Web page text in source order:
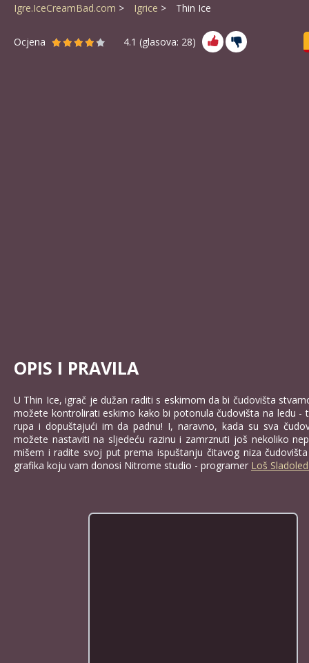
Igre.IceCreamBad.com Igrice Thin Ice
Ocjena 4.1 (glasova: 28)
OPIS I PRAVILA
U Thin Ice, igrač je dužan raditi s eskimom da bi čudovišta
možete kontrolirati eskimo kako bi potonula čudovišta na ledu -
rupa i dopuštajući im da padnu! I, naravno, kada su sva
možete nastaviti na sljedeću razinu i zamrznuti još nekoliko
mišem i radite svoj put prema ispuštanju čitavog niza
grafika koju vam donosi Nitrome studio - programer Loš